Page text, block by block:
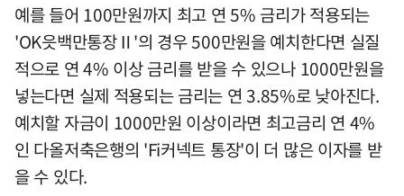
예를 들어 100만원까지 최고 연 5% 금리가 적용되는
'OK읏백만통장Ⅱ'의 경우 500만원을 예치한다면 실질
적으로 연 4% 이상 금리를 받을 수 있으나 1000만원을
넣는다면 실제 적용되는 금리는 연 3.85%로 낮아진다.
예치할 자금이 1000만원 이상이라면 최고금리 연 4%
인 다올저축은행의 'Fi커넥트 통장'이 더 많은 이자를 받
을 수 있다.